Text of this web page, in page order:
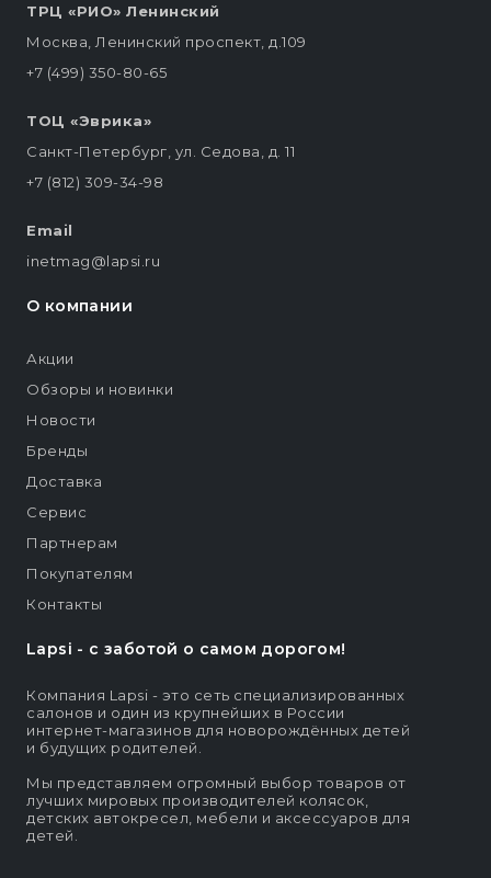
Lapsi - c заботой о самом дорогом!
Компания Lapsi - это сеть специализированных
салонов и один из крупнейших в России
интернет-магазинов для новорождённых детей
и будущих родителей.
Мы представляем огромный выбор товаров от
лучших мировых производителей колясок,
детских автокресел, мебели и аксессуаров для
детей.
ТРЦ «РИО» Ленинский
Москва, Ленинский проспект, д.109
+7 (499) 350-80-65
ТОЦ «Эврика»
Санкт-Петербург, ул. Седова, д. 11
+7 (812) 309-34-98
Email
inetmag@lapsi.ru
О компании
Акции
Обзоры и новинки
Новости
Бренды
Доставка
Сервис
Партнерам
Покупателям
Контакты